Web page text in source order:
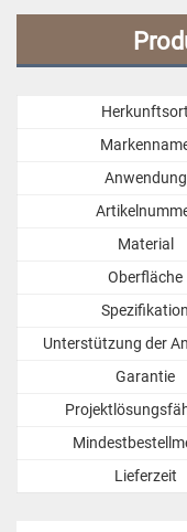
Herkunftsort
Anwendung
Material
Oberfläche
Spezifikation
Unterstützung der
Garantie
Lieferzeit